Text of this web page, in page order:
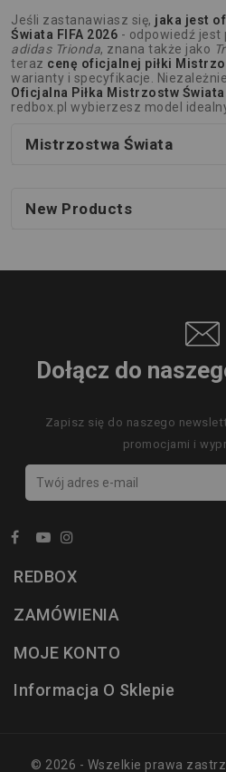
Jeśli zastanawiasz się, jaka jest
Świata FIFA 2026 - odpowiedź jest
adidas Trionda, znana także jako
teraz cenę oficjalnej piłki
warianty i specyfikacje.
Oficjalna Piłka Mistrzostw
redbox.pl wybierzesz model
Mistrzostwa Świata
New Products
Dołącz do
Zapisz się do naszego
promocjami i
REDBOX
ZAMÓWIENIA
MOJE KONTO
Informacja O Sklepie
© 2026 - Wszelkie prawa